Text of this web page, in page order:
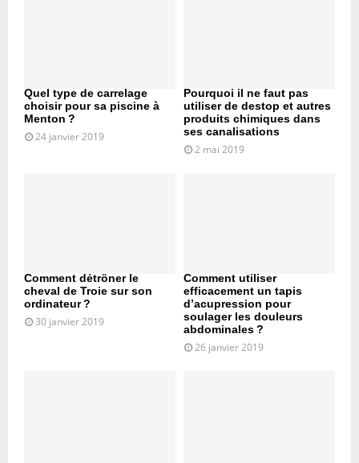
Quel type de carrelage
choisir pour sa piscine à
Menton ?
24 janvier 2019
Pourquoi il ne faut pas
utiliser de destop et autres
produits chimiques dans
ses canalisations
2 mai 2019
Comment détrôner le
cheval de Troie sur son
ordinateur ?
30 janvier 2019
Comment utiliser
efficacement un tapis
d’acupression pour
soulager les douleurs
abdominales ?
26 janvier 2019